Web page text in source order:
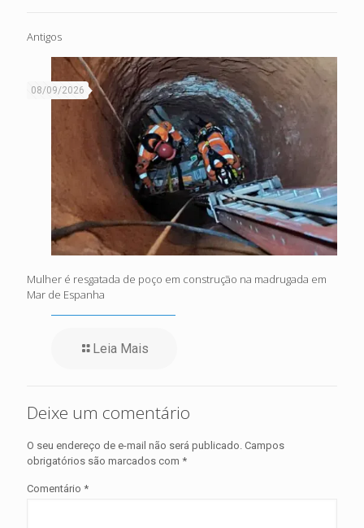
Antigos
08/09/2026
Mulher é resgatada de poço em construção na madrugada em
Mar de Espanha
Leia Mais
Deixe um comentário
O seu endereço de e-mail não será publicado. Campos
obrigatórios são marcados com *
Comentário *